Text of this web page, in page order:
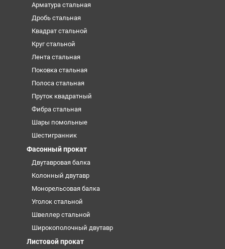
Арматура стальная
Дробь стальная
Квадрат стальной
Круг стальной
Лента стальная
Поковка стальная
Полоса стальная
Пруток квадратный
Фибра стальная
Шары помольные
Шестигранник
Фасонный прокат
Двутавровая балка
Колонный двутавр
Монорельсовая балка
Уголок стальной
Швеллер стальной
Широкополочный двутавр
Листовой прокат